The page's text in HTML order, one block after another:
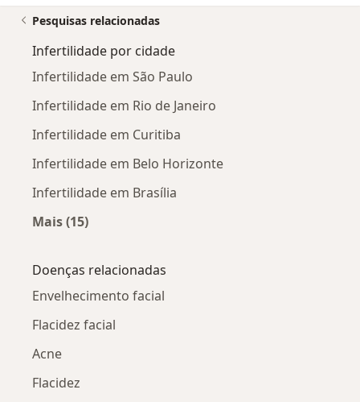
Pesquisas relacionadas
Infertilidade por cidade
Infertilidade em São Paulo
Infertilidade em Rio de Janeiro
Infertilidade em Curitiba
Infertilidade em Belo Horizonte
Infertilidade em Brasília
Mais (15)
Doenças relacionadas
Envelhecimento facial
Flacidez facial
Acne
Flacidez